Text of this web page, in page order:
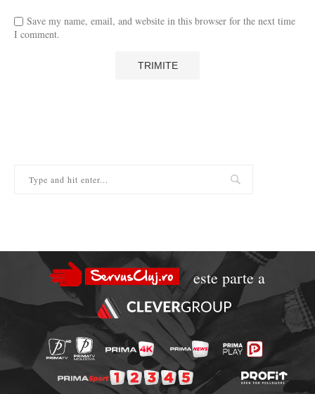
Save my name, email, and website in this browser for the next time
I comment.
este parte a